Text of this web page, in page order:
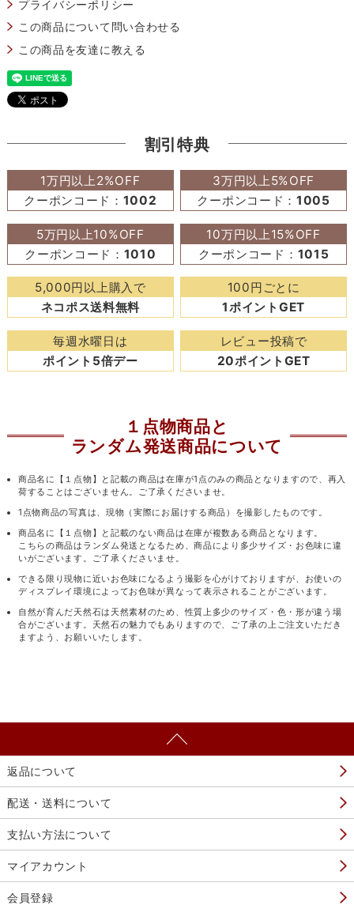
プライバシーポリシー
この商品について問い合わせる
この商品を友達に教える
割引特典
1万円以上2%OFF
クーポンコード： 1002
3万円以上5%OFF
クーポンコード：1005
5万円以上10%OFF
クーポンコード： 1010
10万円以上15%OFF
クーポンコード： 1015
5,000円以上購入で
ネコポス送料無料
100円ごとに
1ポイントGET
毎週水曜日は
ポイント5倍デー
レビュー投稿で
20ポイントGET
１点物商品と
ランダム発送商品について
商品名に【１点物】と記載の商品は在庫が1点のみの商品となりますので、再入
荷することはございません。ご了承くださいませ。
1点物商品の写真は、現物（実際にお届けする商品）を撮影したものです。
商品名に【１点物】と記載のない商品は在庫が複数ある商品となります。
こちらの商品はランダム発送となるため、商品により多少サイズ・お色味に違
いがございます。ご了承くださいませ。
できる限り現物に近いお色味になるよう撮影を心がけておりますが、お使いの
ディスプレイ環境によってお色味が異なって表示されることがございます。
自然が育んだ天然石は天然素材のため、性質上多少のサイズ・色・形が違う場
合がございます。天然石の魅力でもありますので、ご了承の上ご注文いただき
ますよう、お願いいたします。
返品について
配送・送料について
支払い方法について
マイアカウント
会員登録